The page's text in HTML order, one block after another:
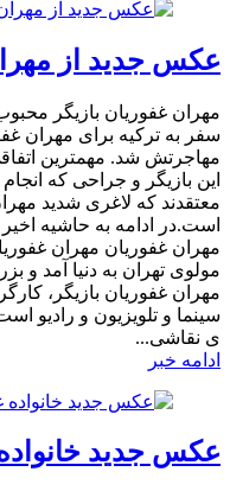
عکس جدید از
مهران غفوریان بازیگر
سفر به ترکیه برای مهران
مهاجرتش شد. مهمترین
این بازیگر و جراحی که
معتقدند که لاغری شدید
است.در ادامه به حاشیه
مولوی تهران به دنیا آمد و
مهران غفوریان بازیگر،
سینما و تلویزیون و رادیو
ی نقاشی...
ادامه خبر
عکس جدید